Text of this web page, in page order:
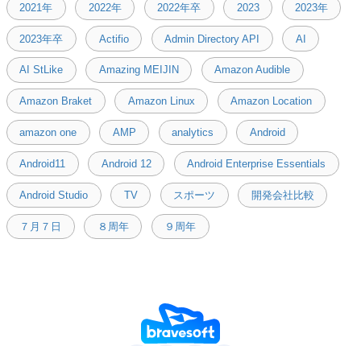
2021年 2022年 2022年卒 2023 2023年
2023年卒 Actifio Admin Directory API AI
AI StLike Amazing MEIJIN Amazon Audible
Amazon Braket Amazon Linux Amazon Location
amazon one AMP analytics Android
Android11 Android 12 Android Enterprise Essentials
Android Studio TV スポーツ 開発会社比較
７月７日 ８周年 ９周年